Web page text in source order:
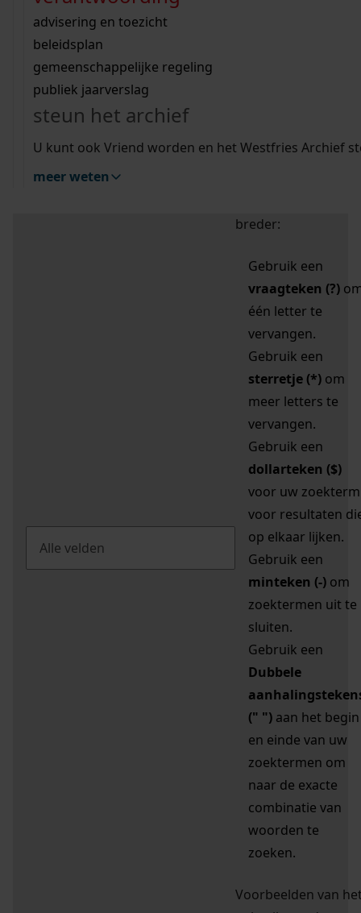
bouwvergunningen
omgevingsvergunningen
vergunningen
beeld en geluid
uitleg nodig?
Wij helpen u op weg met een aantal zoektips.
bekijk alle zoektips
Wij helpen u op weg met een aantal zoektips.
bekijk alle zoektips
bekijk ons geschiedenislokaal
advisering en toezicht
beleidsplan
gemeenschappelijke regeling
publiek jaarverslag
steun het archief
U kunt ook Vriend worden en het Westfries Archief
meer weten
zoektips
Mijn Studiezaal (inloggen)
uw zoekopdracht te
breder:
Gebruik een
vraagteken (?)
één letter te
vervangen.
Gebruik een
sterretje (*) om
meer letters te
vervangen.
Gebruik een
dollarteken ($)
voor uw zoekterm
voor resultaten
op elkaar lijken.
Gebruik een
minteken (-) om
zoektermen uit te
sluiten.
Gebruik een
Dubbele
(" ") aan het begin
en einde van uw
zoektermen om
naar de exacte
combinatie van
woorden te
zoeken.
Voorbeelden van